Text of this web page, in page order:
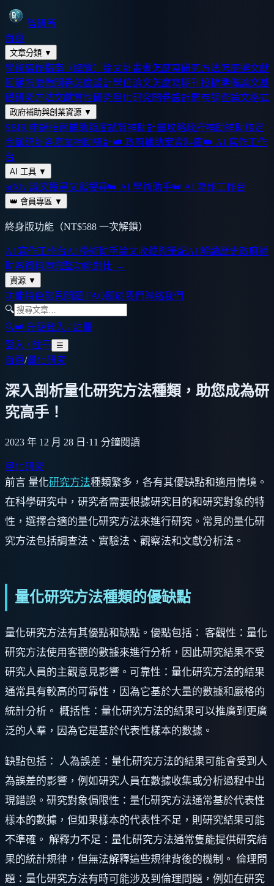
智研所
首頁
文章分類 ▼
學術寫作指南（總覽） 論文計畫書怎麼寫研究方法怎麼選文獻
回顧怎麼做問卷怎麼設計學位論文怎麼寫期刊投稿準備論文基
礎研究方法文獻質性研究量化研究問卷設計問卷調查論文格式
政府補助與創業資源 ▼
SBIR 申請指南補助額度試算補助計畫攻略政府補助補助核定
金額統計各產業補助統計👑 政府補助案資料庫👑 AI 寫作工作
台
AI 工具 ▼
arXiv 論文搜尋文獻搜尋👑 AI 學術助手👑 AI 寫作工作台
👑 會員專區 ▼
終身版功能（NT$588 一次解鎖）
AI 寫作工作台AI 學術助手論文收藏與筆記AI 解讀歷史政府補
助案資料庫完整功能對比 →
資源 ▼
功能特色常見問題 FAQ關於我們聯絡我們
🔍
🔍👑 升級登入 / 註冊
登入 / 註冊 ☰
首頁/量化研究
深入剖析量化研究方法種類，助您成為研
究高手！
2023 年 12 月 28 日 ·11 分鐘閱讀
量化研究
前言 量化研究方法種類繁多，各有其優缺點和適用情境。
在科學研究中，研究者需要根據研究目的和研究對象的特
性，選擇合適的量化研究方法來進行研究。常見的量化研
究方法包括調查法、實驗法、觀察法和文獻分析法。
量化研究方法種類的優缺點
量化研究方法有其優點和缺點。優點包括： 客觀性：量化
研究方法使用客觀的數據來進行分析，因此研究結果不受
研究人員的主觀意見影響。可靠性：量化研究方法的結果
通常具有較高的可靠性，因為它基於大量的數據和嚴格的
統計分析。 概括性：量化研究方法的結果可以推廣到更廣
泛的人羣，因為它是基於代表性樣本的數據。
缺點包括： 人為誤差：量化研究方法的結果可能會受到人
為誤差的影響，例如研究人員在數據收集或分析過程中出
現錯誤。研究對象侷限性：量化研究方法通常基於代表性
樣本的數據，但如果樣本的代表性不足，則研究結果可能
不準確。 解釋力不足：量化研究方法通常隻能提供研究結
果的統計規律，但無法解釋這些規律背後的機制。 倫理問
題：量化研究方法有時可能涉及到倫理問題，例如在研究